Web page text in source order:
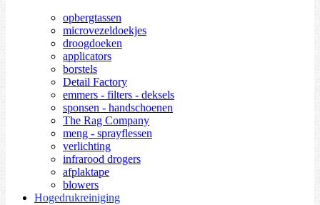
opbergtassen
microvezeldoekjes
droogdoeken
applicators
borstels
Detail Factory
emmers - filters - deksels
sponsen - handschoenen
The Rag Company
meng - sprayflessen
verlichting
infrarood drogers
afplaktape
blowers
Hogedrukreiniging